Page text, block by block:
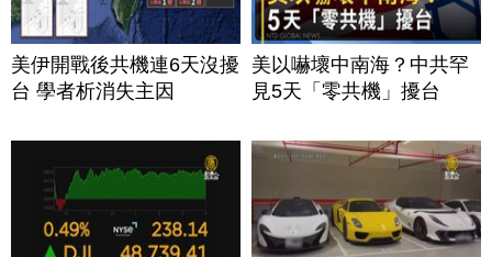
美伊開戰後共機連6天沒擾
台 學者析消失主因
美以嚇壞中南海？中共罕
見5天「零共機」擾台